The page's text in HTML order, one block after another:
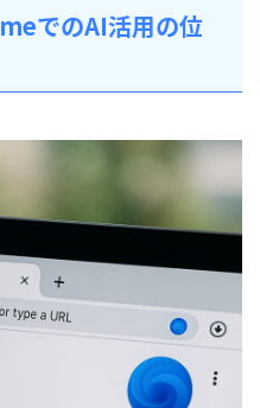
でのAI活用の位